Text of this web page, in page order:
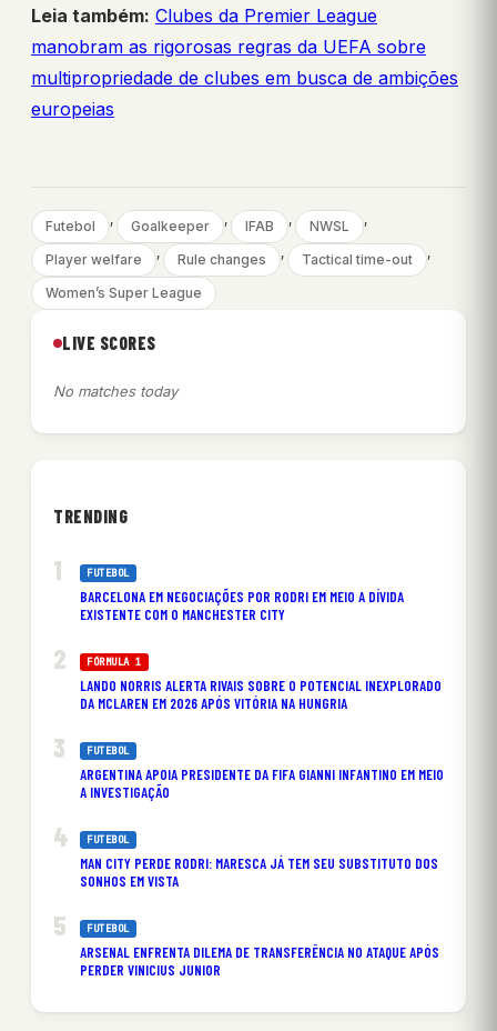
Leia também: Clubes da Premier League
manobram as rigorosas regras da UEFA sobre
multipropriedade de clubes em busca de ambições
europeias
Futebol , Goalkeeper , IFAB , NWSL ,
Player welfare , Rule changes , Tactical time-out ,
Women’s Super League
LIVE SCORES
No matches today
TRENDING
FUTEBOL
BARCELONA EM NEGOCIAÇÕES POR RODRI EM MEIO A DÍVIDA
EXISTENTE COM O MANCHESTER CITY
FÓRMULA 1
LANDO NORRIS ALERTA RIVAIS SOBRE O POTENCIAL INEXPLORADO
DA MCLAREN EM 2026 APÓS VITÓRIA NA HUNGRIA
FUTEBOL
ARGENTINA APOIA PRESIDENTE DA FIFA GIANNI INFANTINO EM MEIO
A INVESTIGAÇÃO
FUTEBOL
MAN CITY PERDE RODRI: MARESCA JÁ TEM SEU SUBSTITUTO DOS
SONHOS EM VISTA
FUTEBOL
ARSENAL ENFRENTA DILEMA DE TRANSFERÊNCIA NO ATAQUE APÓS
PERDER VINICIUS JUNIOR